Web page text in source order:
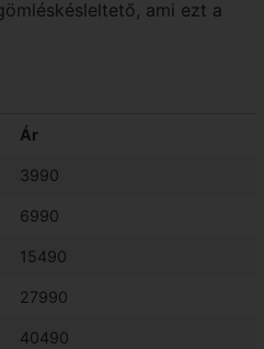
ami ezt a
Ár
3990
6990
15490
27990
40490